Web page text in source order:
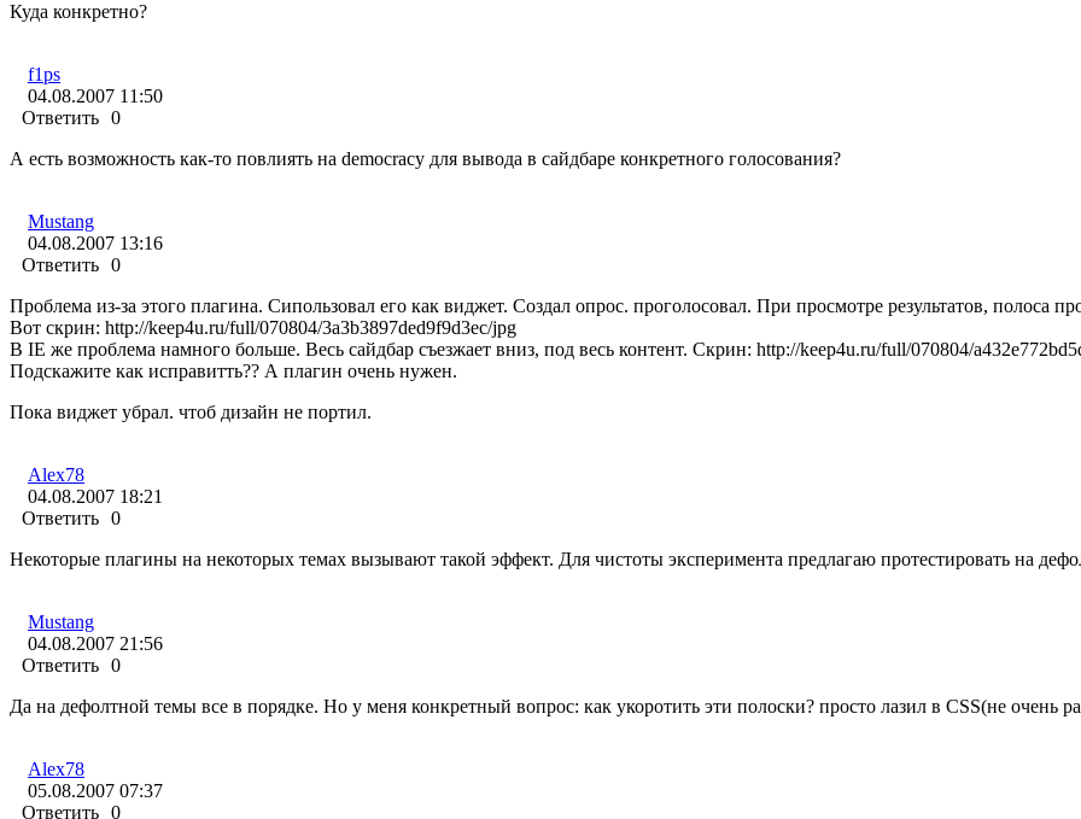
Куда конкретно?
f1ps
04.08.2007 11:50
Ответить 0
А есть возможность как-то повлиять на democracy для вывода в сайдбаре конкретного голосования?
Mustang
04.08.2007 13:16
Ответить 0
Проблема из-за этого плагина. Сипользовал его как виджет. Создал опрос. проголосовал. При просмотре результатов, полоса
Вот скрин: http://keep4u.ru/full/070804/3a3b3897ded9f9d3ec/jpg
В IE же проблема намного больше. Весь сайдбар съезжает вниз, под весь контент. Скрин: http://keep4u.ru/full/070804/
Подскажите как исправитть?? А плагин очень нужен.
Пока виджет убрал. чтоб дизайн не портил.
Alex78
04.08.2007 18:21
Ответить 0
Некоторые плагины на некоторых темах вызывают такой эффект. Для чистоты эксперимента предлагаю протестировать на
Mustang
04.08.2007 21:56
Ответить 0
Да на дефолтной темы все в порядке. Но у меня конкретный вопрос: как укоротить эти полоски? просто лазил в CSS(не очень
Alex78
05.08.2007 07:37
Ответить 0